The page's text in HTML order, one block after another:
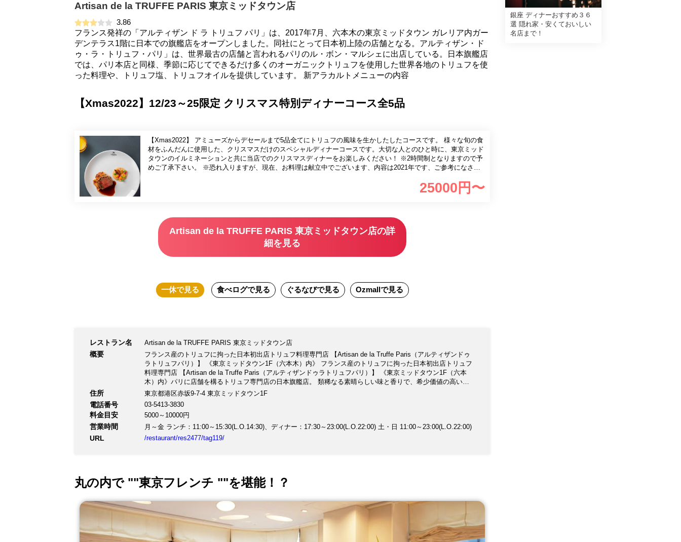
Artisan de la TRUFFE PARIS 東京ミッドタウン店
3.86
フランス発祥の「アルティザン ド ラ トリュフ パリ」は、2017年7月、六本木の東京ミッドタウン ガレリア内ガー
デンテラス1階に日本での旗艦店をオープンしました。同社にとって日本初上陸の店舗となる。アルティザン・ド
ゥ・ラ・トリュフ・パリ」は、世界最古の店舗と言われるパリのル・ボン・マルシェに出店している。日本旗艦店
では、パリ本店と同様、季節に応じてできるだけ多くのオーガニックトリュフを使用した世界各地のトリュフを使
った料理や、トリュフ塩、トリュフオイルを提供しています。 新アラカルトメニューの内容
【Xmas2022】12/23～25限定 クリスマス特別ディナーコース全5品
【Xmas2022】 アミューズからデセールまで5品全てにトリュフの風味を生かしたしたコースです。 様々な旬の食
材をふんだんに使用した、クリスマスだけのスペシャルディナーコースです。大切な人とのひと時に、東京ミッド
タウンのイルミネーションと共に当店でのクリスマスディナーをお楽しみください！ ※2時間制となりますので予
めご了承下さい。 ※恐れ入りますが、現在、お料理は献立中でございます、内容は2021年です、ご参考になさっ
25000 円〜
Artisan de la TRUFFE PARIS 東京ミッドタウン店の詳
細を見る
一休で見る 食べログで見る ぐるなびで見る Ozmallで見る
レストラン名 Artisan de la TRUFFE PARIS 東京ミッドタウン店
概要
フランス産のトリュフに拘った日本初出店トリュフ料理専門店 【Artisan de la Truffe Paris（アルティザンドゥ
ラトリュフパリ）】 《東京ミッドタウン1F（六本木）内》 フランス産のトリュフに拘った日本初出店トリュフ
料理専門店 【Artisan de la Truffe Paris（アルティザンドゥラトリュフパリ）】 《東京ミッドタウン1F（六本
木）内》パリに店舗を構るトリュフ専門店の日本旗艦店。 類稀なる素晴らしい味と香りで、希少価値の高いオ
ーガニックトリュフを贅沢に使ったお料理をご堪能頂けます。 店内とテラスのソファー席からミッドタウンガ
ーデンの四季折々の景色を臨む最高のロケーションでお楽しみ頂けます。 店内ではトリュフ塩やトリュフオイ
ルなど30品目以上のリテール商品も購入可能。 ≪コース料理≫ ・選べる5品 アルティザン ディナー コース
6,500円（税抜） ・【数量限定】シェフのおまかせコース 10,000円（税抜） テーブル55席・テラス46席
住所 東京都港区赤坂9-7-4 東京ミッドタウン1F
電話番号 03-5413-3830
料金目安 5000～10000円
営業時間 月～金 ランチ：11:00～15:30(L.O.14:30)、ディナー：17:30～23:00(L.O.22:00) 土・日 11:00～23:00(L.O.22:00)
URL /restaurant/res2477/tag119/
丸の内で ""東京フレンチ ""を堪能！？
銀座 ディナーおすすめ３６
選 隠れ家・安くておいしい
名店まで！